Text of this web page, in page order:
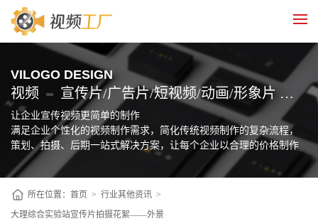
VILOGO DESIGN
视频 宣传片/广告片/短视频/动画/形象片 制作
让企业宣传视频更简单的制作
满足企业个性化的视频制作需求，简化传统视频制作的复杂流程，
策划、拍摄、后期一站式解决方案，让每个企业以合理的价格制作
自己的宣传片
所在位置： 首页 > 行业其他资讯 >
大理综合实验站宣传片拍摄花絮——外景